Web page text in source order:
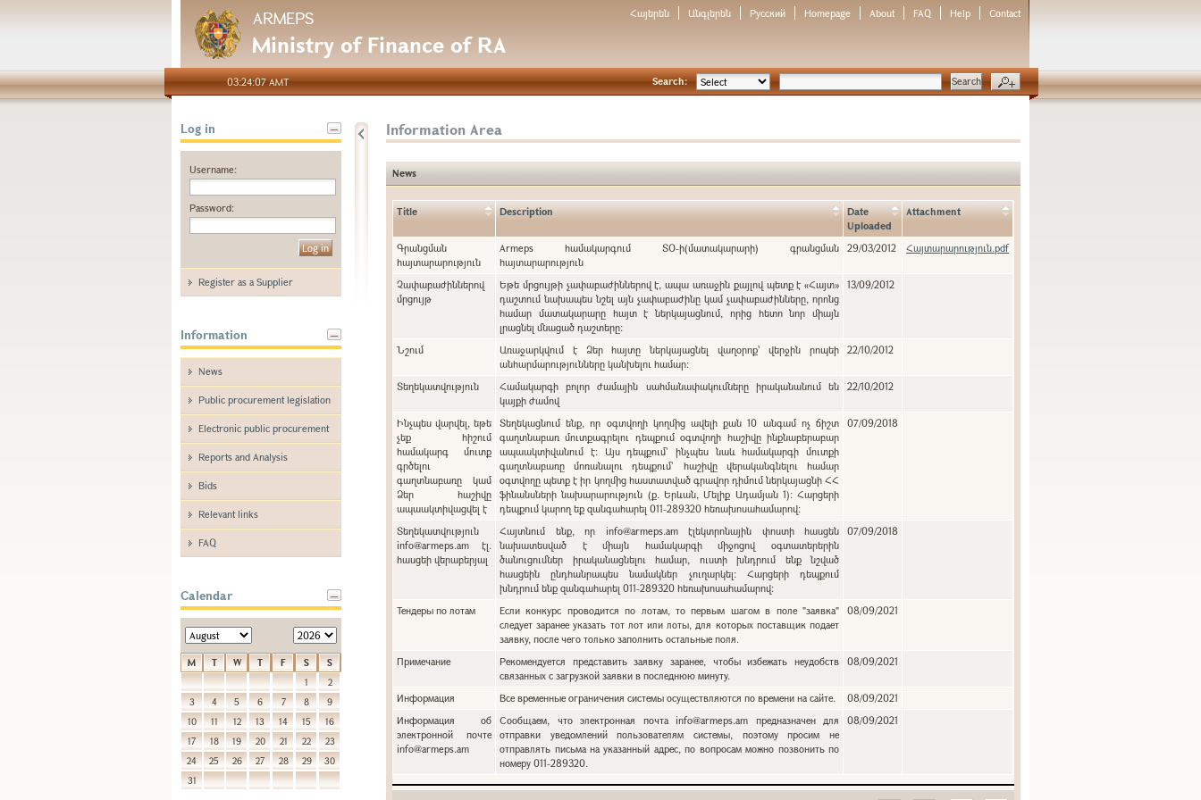
ARMEPS
Ministry of Finance of RA
Հայերեն Անգլերեն Русский Homepage About FAQ Help Contact
03:24:07 AMT Search:
Log in
Username:
Password:
Register as a Supplier
Information
News
Public procurement legislation
Electronic public procurement
Reports and Analysis
Bids
Relevant links
FAQ
Calendar
M T W T F S
S
1
2
3
4 5 6 7 8
9
10
11 12 13 14 15
16
17
18 19 20 21 22
23
24
25 26 27 28 29
30
31
Information Area
News
Title Description
Date
Uploaded
Attachment
Գրանցման
հայտարարություն
Armeps համակարգում ՏՕ-ի(մատակարարի) գրանցման
հայտարարություն
29/03/2012 Հայտարարություն.pdf
Չափաբաժիններով
մրցույթ
Եթե մրցույթի չափաբաժիններով է, ապա առաջին քայլով պետք է «Հայտ»
դաշտում նախապես նշել այն չափաբաժինը կամ չափաբաժինները, որոնց
համար մատակարարը հայտ է ներկայացնում, որից հետո նոր միայն
լրացնել մնացած դաշտերը:
13/09/2012
Նշում
Առաջարկվում է Ձեր հայտը ներկայացնել վաղօրոք` վերջին րոպեի
անհարմարությունները կանխելու համար:
22/10/2012
Տեղեկատվություն
Համակարգի բոլոր ժամային սահմանափակումները իրականանում են
կայքի ժամով
22/10/2012
Ինչպես վարվել, եթե
չեք հիշում
համակարգ մուտք
գրծելու
գաղտնաբառը կամ
Ձեր հաշիվը
ապաակտիվացվել է
Տեղեկացնում ենք, որ օգտվողի կողմից ավելի քան 10 անգամ ոչ ճիշտ
գաղտնաբառ մուտքագրելու դեպքում օգտվողի հաշիվը ինքնաբերաբար
ապաակտիվանում է: Այս դեպքում` ինչպես նաև համակարգի մուտքի
գաղտնաբառը մոռանալու դեպքում՝ հաշիվը վերականգնելու համար
օգտվողը պետք է իր կողմից հաստատված գրավոր դիմում ներկայացնի ՀՀ
ֆինանսների նախարարություն (ք. Երևան, Մելիք Ադամյան 1): Հարցերի
դեպքում կարող եք զանգահարել 011-289320 հեռախոսահամարով:
07/09/2018
Տեղեկատվություն
info@armeps.am էլ.
հասցեի վերաբերյալ
Հայտնում ենք, որ info@armeps.am էլեկտրոնային փոստի հասցեն
նախատեսված է միայն համակարգի միջոցով օգտատերերին
ծանուցումներ իրականացնելու համար, ուստի խնդրում ենք նշված
հասցեին ընդհանրապես նամակներ չուղարկել: Հարցերի դեպքում
խնդրում ենք զանգահարել 011-289320 հեռախոսահամարով:
07/09/2018
Тендеры по лотам
Если конкурс проводится по лотам, то первым шагом в поле "заявка"
следует заранее указать тот лот или лоты, для которых поставщик подает
заявку, после чего только заполнить остальные поля.
08/09/2021
Примечание
Рекомендуется представить заявку заранее, чтобы избежать неудобств
связанных с загрузкой заявки в последнюю минуту.
08/09/2021
Информация Все временные ограничения системы осуществляются по времени на сайте.
08/09/2021
Информация об
электронной почте
info@armeps.am
Сообщаем, что электронная почта info@armeps.am предназначен для
отправки уведомлений пользователям системы, поэтому просим не
отправлять письма на указанный адрес, по вопросам можно позвонить по
номеру 011-289320.
08/09/2021